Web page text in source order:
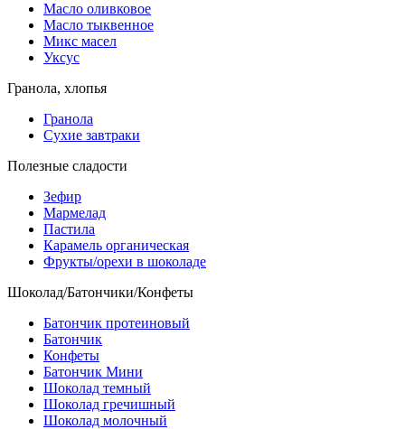
Масло оливковое
Масло тыквенное
Микс масел
Уксус
Гранола, хлопья
Гранола
Сухие завтраки
Полезные сладости
Зефир
Мармелад
Пастила
Карамель органическая
Фрукты/орехи в шоколаде
Шоколад/Батончики/Конфеты
Батончик протеиновый
Батончик
Конфеты
Батончик Мини
Шоколад темный
Шоколад гречишный
Шоколад молочный